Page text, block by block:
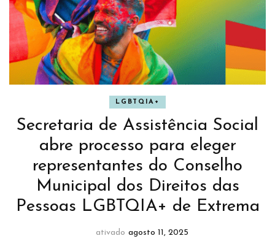
LGBTQIA+
Secretaria de Assistência Social
abre processo para eleger
representantes do Conselho
Municipal dos Direitos das
Pessoas LGBTQIA+ de Extrema
ativado agosto 11, 2025